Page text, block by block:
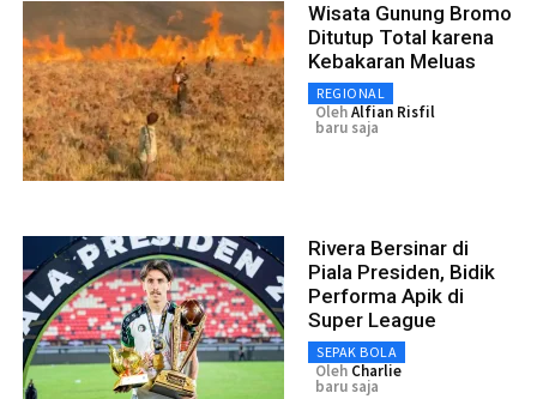
Wisata Gunung Bromo
Ditutup Total karena
Kebakaran Meluas
REGIONAL
OlehAlfian Risfil
baru saja
Rivera Bersinar di
Piala Presiden, Bidik
Performa Apik di
Super League
SEPAK BOLA
Oleh Charlie
baru saja